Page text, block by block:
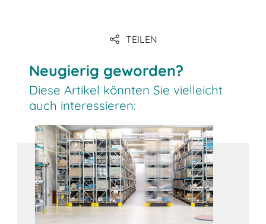
TEILEN
Neugierig geworden?
Diese Artikel könnten Sie vielleicht
auch interessieren: